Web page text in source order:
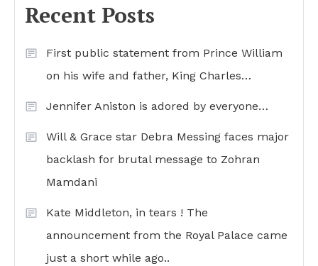
Recent Posts
First public statement from Prince William
on his wife and father, King Charles…
Jennifer Aniston is adored by everyone…
Will & Grace star Debra Messing faces major
backlash for brutal message to Zohran
Mamdani
Kate Middleton, in tears ! The
announcement from the Royal Palace came
just a short while ago..